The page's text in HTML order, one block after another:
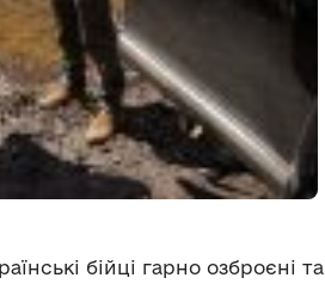
бійці гарно озброєні та